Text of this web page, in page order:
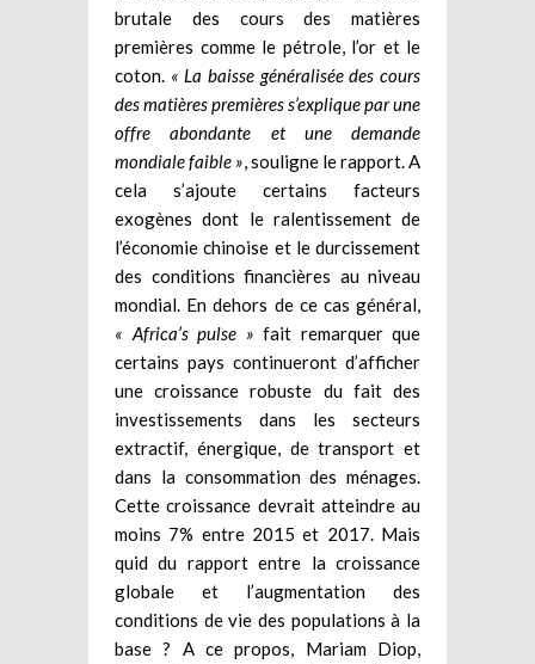
brutale des cours des matières
premières comme le pétrole, l’or et le
coton. « La baisse généralisée des cours
des matières premières s’explique par une
offre abondante et une demande
mondiale faible » , souligne le rapport. A
cela s’ajoute certains facteurs
exogènes dont le ralentissement de
l’économie chinoise et le durcissement
des conditions financières au niveau
mondial. En dehors de ce cas général,
« Africa’s pulse » fait remarquer que
certains pays continueront d’afficher
une croissance robuste du fait des
investissements dans les secteurs
extractif, énergique, de transport et
dans la consommation des ménages.
Cette croissance devrait atteindre au
moins 7% entre 2015 et 2017. Mais
quid du rapport entre la croissance
globale et l’augmentation des
conditions de vie des populations à la
base ? A ce propos, Mariam Diop,